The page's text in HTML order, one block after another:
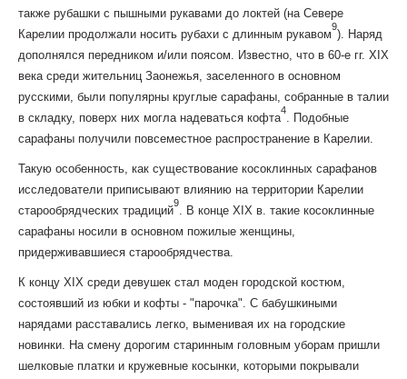
также рубашки с пышными рукавами до локтей (на Севере
Карелии продолжали носить рубахи с длинным рукавом
9
). Наряд
дополнялся передником и/или поясом. Известно, что в 60-е гг. XIX
века среди жительниц Заонежья, заселенного в основном
русскими, были популярны круглые сарафаны, собранные в талии
в складку, поверх них могла надеваться кофта
4
. Подобные
сарафаны получили повсеместное распространение в Карелии.
Такую особенность, как существование косоклинных сарафанов
исследователи приписывают влиянию на территории Карелии
старообрядческих традиций
9
. В конце XIX в. такие косоклинные
сарафаны носили в основном пожилые женщины,
придерживавшиеся старообрядчества.
К концу XIX среди девушек стал моден городской костюм,
состоявший из юбки и кофты - "парочка". С бабушкиными
нарядами расставались легко, выменивая их на городские
новинки. На смену дорогим старинным головным уборам пришли
шелковые платки и кружевные косынки, которыми покрывали